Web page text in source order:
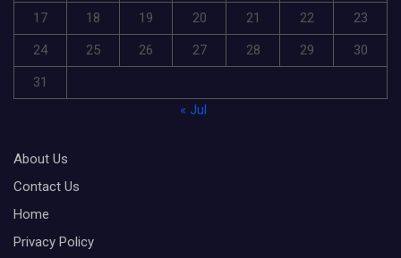
17
18 19 20 21 22
23
24
25 26 27 28 29
30
31
« Jul
About Us
Contact Us
Home
Privacy Policy